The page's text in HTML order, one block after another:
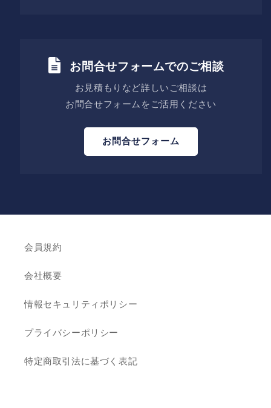
お問合せフォームでのご相談
お見積もりなど詳しいご相談は
お問合せフォームをご活用ください
お問合せフォーム
会員規約
会社概要
情報セキュリティポリシー
プライバシーポリシー
特定商取引法に基づく表記